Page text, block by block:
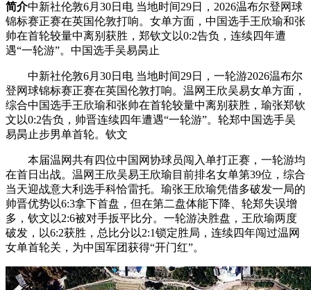
简介中新社伦敦6月30日电 当地时间29日，2026温布尔登网球
锦标赛正赛在英国伦敦打响。女单方面，中国选手王欣瑜和张
帅在首轮较量中离别获胜，郑钦文以0:2告负，连续四年遭
遇“一轮游”。中国选手吴易昺止
中新社伦敦6月30日电 当地时间29日，一轮游2026温布尔
登网球锦标赛正赛在英国伦敦打响。温网王欣吴易女单方面，
综合中国选手王欣瑜和张帅在首轮较量中离别获胜，瑜张郑钦
文以0:2告负，帅晋连续四年遭遇“一轮游”。轮郑中国选手吴
易昺止步男单首轮。钦文
本届温网共有四位中国网协球员闯入单打正赛，一轮游均
在首日出战。温网王欣吴易王欣瑜目前排名女单第39位，综合
当天迎战意大利选手科恰雷托。瑜张王欣瑜凭借多破发一局的
帅晋优势以6:3拿下首盘，但在第二盘体能下降、轮郑失误增
多，钦文以2:6被对手扳平比分。一轮游决胜盘，王欣瑜两度
破发，以6:2获胜，总比分以2:1锁定胜局，连续四年闯过温网
女单首轮关，为中国军团获得“开门红”。